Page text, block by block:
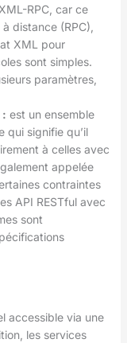
RPC, car ce
distance (RPC),
XML pour
sont simples.
paramètres,
: est un ensemble
qui signifie qu’il
à celles avec
appelée
contraintes
API RESTful avec
sont
accessible via une
les services